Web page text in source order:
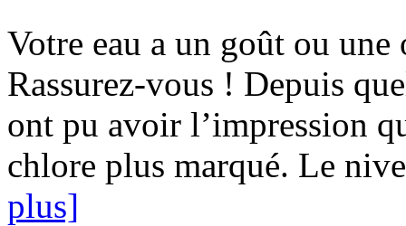
Votre eau a un goût ou
Rassurez-vous ! Depuis
ont pu avoir l’impression
chlore plus marqué. Le
plus]